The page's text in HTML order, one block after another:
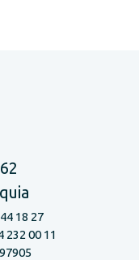
18 27
232 00 11